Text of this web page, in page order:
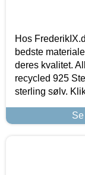
Hos
bedste
deres kvalitet.
recycled 925
sterling sølv.